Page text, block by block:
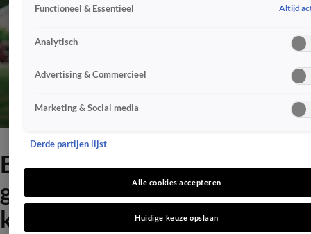
B&B Vol Liefde-Illya spreekt
geruchten over verkoop
kasteel tegen
Functioneel & Essentieel Altijd
Analytisch
Advertising & Commercieel
Marketing & Social media
Derde partijen lijst
Alle cookies accepteren
Huidige keuze opslaan